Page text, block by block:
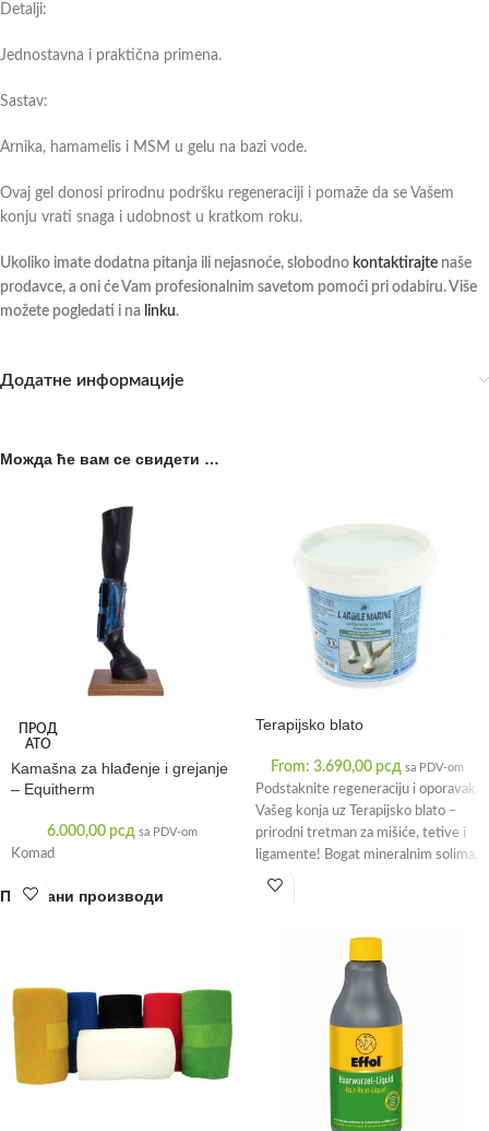
Detalji:
Jednostavna i praktična primena.
Sastav:
Arnika, hamamelis i MSM u gelu na bazi vode.
Ovaj gel donosi prirodnu podršku regeneraciji i pomaže da se Vašem
konju vrati snaga i udobnost u kratkom roku.
Ukoliko imate dodatna pitanja ili nejasnoće, slobodno kontaktirajte naše
prodavce, a oni će Vam profesionalnim savetom pomoći pri odabiru. Više
možete pogledati i na linku.
Додатне информације
Можда ће вам се свидети …
ПРОД
АТО
Kamašna za hlađenje i grejanje
– Equitherm
6.000,00 рсд sa PDV-om
Komad
Terapijsko blato
From: 3.690,00 рсд sa PDV-om
Podstaknite regeneraciju i oporavak
Vašeg konja uz Terapijsko blato –
prirodni tretman za mišiće, tetive i
ligamente! Bogat mineralnim solima,
Повезани производи